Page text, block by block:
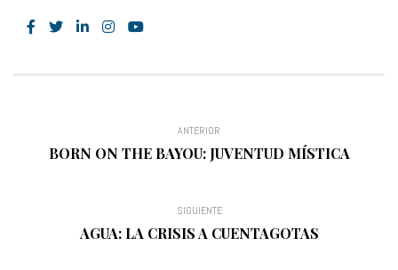
ANTERIOR
BORN ON THE BAYOU: JUVENTUD MÍSTICA
SIGUIENTE
AGUA: LA CRISIS A CUENTAGOTAS